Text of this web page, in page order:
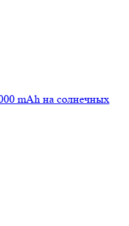
mAh на солнечных